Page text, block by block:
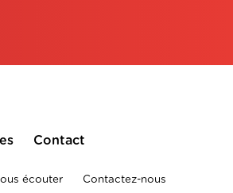
Contact
écouter Contactez-nous